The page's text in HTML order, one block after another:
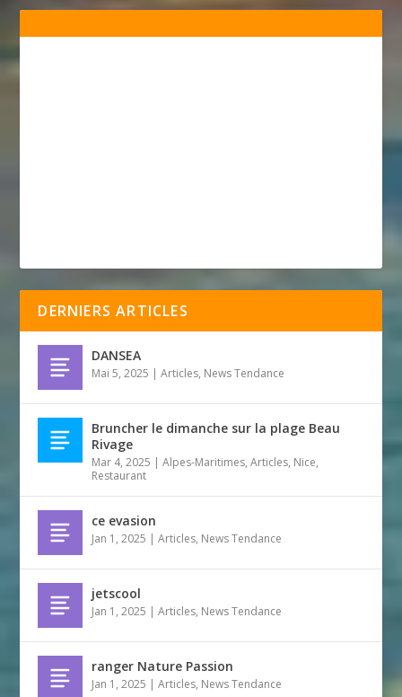
DERNIERS ARTICLES
DANSEA
Mai 5, 2025 |Articles, News Tendance
Bruncher le dimanche sur la plage Beau
Rivage
Mar 4, 2025 |Alpes-Maritimes,Articles, Nice,
Restaurant
ce evasion
Jan 1, 2025 |Articles, News Tendance
jetscool
Jan 1, 2025 |Articles, News Tendance
ranger Nature Passion
Jan 1, 2025 |Articles, News Tendance